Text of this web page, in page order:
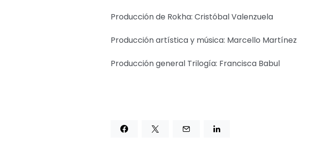
Producción de Rokha: Cristóbal Valenzuela
Producción artística y música: Marcello Martínez
Producción general Trilogía: Francisca Babul